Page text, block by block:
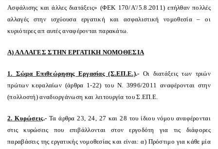
Ασφάλισης και άλλες διατάξεις» (ΦΕΚ 170/Α'/5.8.2011) επήλθαν πολλές
αλλαγές στην ισχύουσα εργατική και ασφαλιστική νομοθεσία – οι
κυριότερες απ αυτές αναφέρονται παρακάτω.
Α) ΑΛΛΑΓΕΣ ΣΤΗΝ ΕΡΓΑΤΙΚΗ ΝΟΜΟΘΕΣΙΑ
1. Σώμα Επιθεώρησης Εργασίας (Σ.ΕΠ.Ε.).- Οι διατάξεις των τριών
πρώτων κεφαλαίων (άρθρα 1-22) του Ν. 3996/2011 αναφέρονται στην
(πολλοστή) αναδιοργάνωση και λειτουργία του Σ.ΕΠ.Ε.
2. Κυρώσεις.- Τα άρθρα 23, 24, 27 και 28 του ίδιου νόμου αναφέρονται
στις κυρώσεις που επιβάλλονται στον εργοδότη για τις διάφορες
παραβάσεις της εργατικής νομοθεσίας και είναι: α) Πρόστιμο για κάθε μία